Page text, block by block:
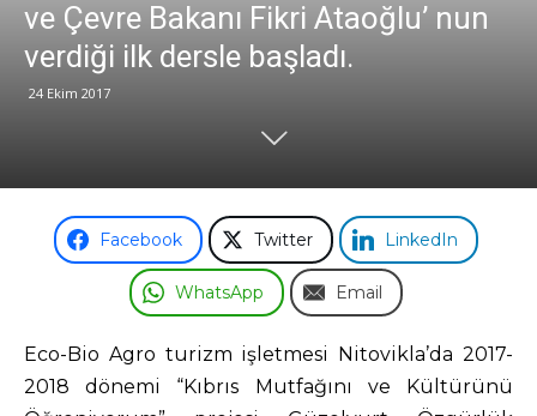
ve Çevre Bakanı Fikri Ataoğlu’ nun
verdiği ilk dersle başladı.
24 Ekim 2017
Facebook Twitter LinkedIn
WhatsApp Email
Eco-Bio Agro turizm işletmesi Nitovikla’da 2017-
2018 dönemi “Kıbrıs Mutfağını ve Kültürünü